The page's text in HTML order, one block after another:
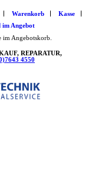
Warenkorb
Kasse
Angebot
im Angebotskorb.
REPARATUR,
4550